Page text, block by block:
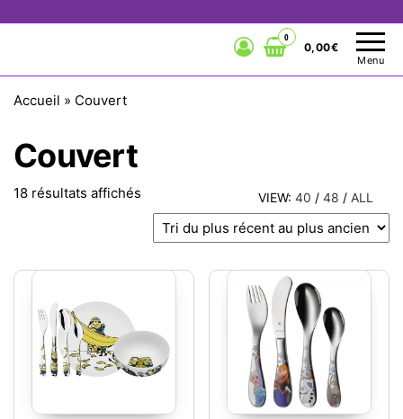
Menu
0
0,00€
Accueil » Couvert
Couvert
VIEW: 40 / 48 / ALL
18 résultats affichés Trié du plus récent au plus ancien